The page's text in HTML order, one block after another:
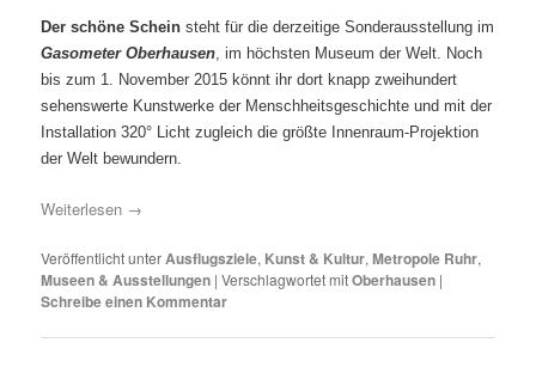
Der schöne Schein steht für die derzeitige Sonderausstellung im
Gasometer Oberhausen, im höchsten Museum der Welt. Noch
bis zum 1. November 2015 könnt ihr dort knapp zweihundert
sehenswerte Kunstwerke der Menschheitsgeschichte und mit der
Installation 320° Licht zugleich die größte Innenraum-Projektion
der Welt bewundern.
Weiterlesen →
Veröffentlicht unter Ausflugsziele, Kunst & Kultur,Metropole Ruhr,
Museen & Ausstellungen |Verschlagwortet mitOberhausen |
Schreibe einen Kommentar